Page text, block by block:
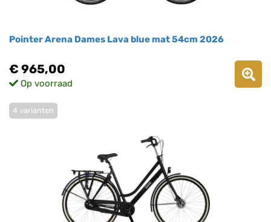
Pointer Arena Dames Lava blue mat 54cm 2026
€ 965,00
Op voorraad
4 varianten